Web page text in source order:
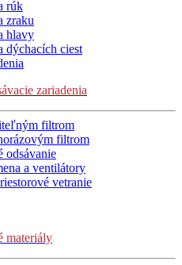
rúk
zraku
hlavy
dýchacích ciest
zariadenia
filtrom
filtrom
odsávanie
a ventilátory
vetranie
materiály